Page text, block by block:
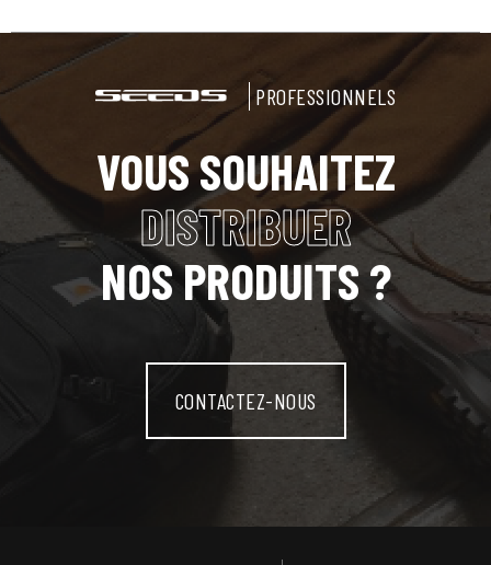
PROFESSIONNELS
VOUS SOUHAITEZ
DISTRIBUER
NOS PRODUITS ?
CONTACTEZ-NOUS